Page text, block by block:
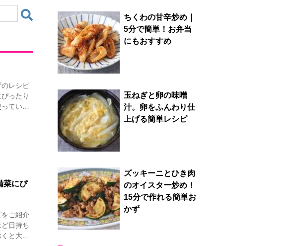
レシピ
ったり
てい…
菜にぴ
ご紹介
日持ち
くと大…
ちくわの甘辛炒め｜
5分で簡単！お弁当
にもおすすめ
玉ねぎと卵の味噌
汁。卵をふんわり仕
上げる簡単レシピ
ズッキーニとひき肉
のオイスター炒め！
15分で作れる簡単お
かず